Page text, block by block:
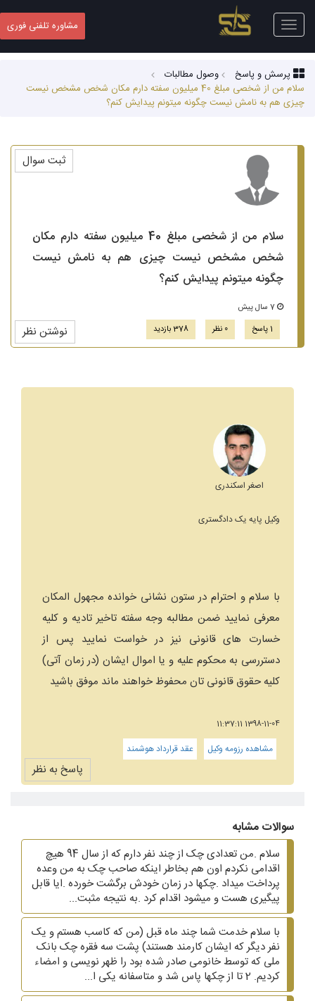
Toggle
navigation
مشاوره تلفنی فوری
پرسش و پاسخ
وصول مطالبات
سلام من از شخصی مبلغ 40 میلیون سفته دارم مکان شخص مشخص نیست
چیزی هم به نامش نیست چگونه میتونم پیدایش کنم؟
سلام من از شخصی مبلغ 40 میلیون سفته دارم مکان
شخص مشخص نیست چیزی هم به نامش نیست
چگونه میتونم پیدایش کنم؟
1 پاسخ
0 نظر 378 بازدید نوشتن نظر
ثبت سوال
اصغر اسکندری
وکیل پایه یک دادگستری
با سلام و احترام در ستون نشانی خوانده مجهول المکان
معرفی نمایید ضمن مطالبه وجه سفته تاخیر تادیه و کلیه
خسارت های قانونی نیز در خواست نمایید پس از
دستررسی به محکوم علیه و یا اموال ایشان (در زمان آتی)
کلیه حقوق قانونی تان محفوظ خواهند ماند موفق باشید
1398-11-04 11:37:11
مشاهده رزومه وکیل عقد قرارداد هوشمند
پاسخ به نظر
سوالات مشابه
سلام .من تعدادی چک از چند نفر دارم که از سال 94 هیچ
اقدامی نکردم اون هم بخاطر اینکه صاحب چک به من وعده
پرداخت میداد .چکها در زمان خودش برگشت خورده .ایا قابل
پیگیری هست و میشود اقدام کرد .به نتیجه مثبت...
با سلام خدمت شما چند ماه قبل (من که کاسب هستم و یک
نفر دیگر که ایشان کارمند هستند) پشت سه فقره چک بانک
ملی که توسط خانومی صادر شده بود را ظهر نویسی و امضاء
کردیم. 2 تا از چکها پاس شد و متاسفانه یکی ا...